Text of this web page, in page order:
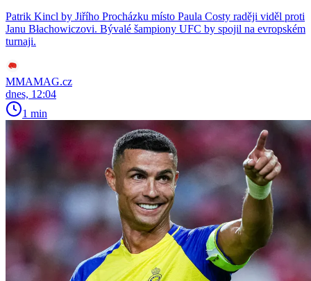
Patrik Kincl by Jiřího Procházku místo Paula Costy raději viděl proti
Janu Błachowiczovi. Bývalé šampiony UFC by spojil na evropském
turnaji.
MMAMAG.cz
dnes, 12:04
1 min